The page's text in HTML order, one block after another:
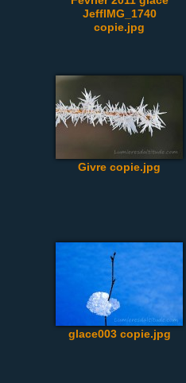
JeffIMG_1740
copie.jpg
Givre copie.jpg
glace003 copie.jpg